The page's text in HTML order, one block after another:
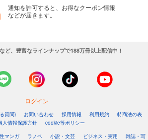
通知を許可すると、お得なクーポン情報
などが届きます。
ど、豊富なラインナップで188万冊以上配信中！
ログイン
質問) お問い合わせ 採用情報 利用規約
特商法の表
人情報保護方針
cookie等ポリシー
マンガ ラノベ 小説・文芸 ビジネス・実用
雑誌・写